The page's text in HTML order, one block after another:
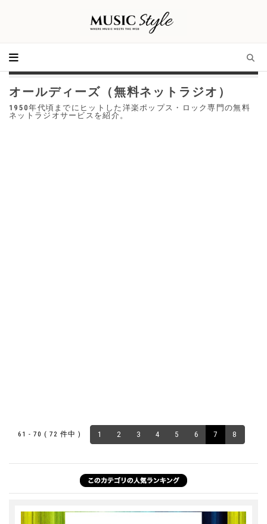
オールディーズ（無料ネットラジオ）
1950年代頃までにヒットした洋楽ポップス・ロック専門の無料
ネットラジオサービスを紹介。
61 - 70 ( 72 件中 ) 1 2 3 4 5 6 7 8